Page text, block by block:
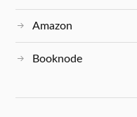
Amazon
Booknode